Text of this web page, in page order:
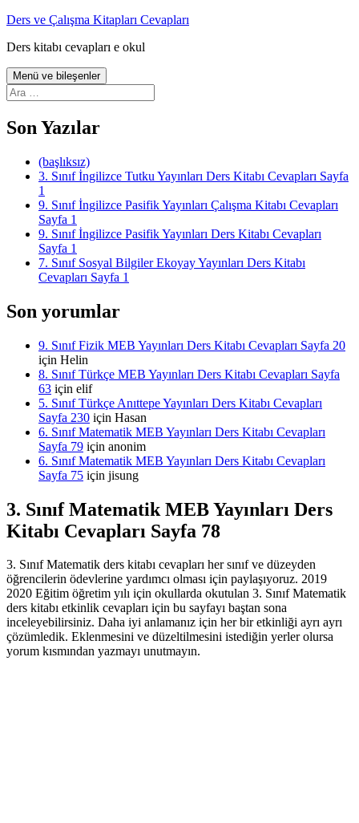
İçeriğe
Ders ve Çalışma Kitapları Cevapları
Ders kitabı cevapları e okul
Menü ve bileşenler
Arama:
Son Yazılar
(başlıksız)
3. Sınıf İngilizce Tutku Yayınları Ders Kitabı Cevapları Sayfa
1
9. Sınıf İngilizce Pasifik Yayınları Çalışma Kitabı Cevapları
Sayfa 1
9. Sınıf İngilizce Pasifik Yayınları Ders Kitabı Cevapları
Sayfa 1
7. Sınıf Sosyal Bilgiler Ekoyay Yayınları Ders Kitabı
Cevapları Sayfa 1
Son yorumlar
9. Sınıf Fizik MEB Yayınları Ders Kitabı Cevapları Sayfa 20
için Helin
8. Sınıf Türkçe MEB Yayınları Ders Kitabı Cevapları Sayfa
63 için elif
5. Sınıf Türkçe Anıttepe Yayınları Ders Kitabı Cevapları
Sayfa 230 için Hasan
6. Sınıf Matematik MEB Yayınları Ders Kitabı Cevapları
Sayfa 79 için anonim
6. Sınıf Matematik MEB Yayınları Ders Kitabı Cevapları
Sayfa 75 için jisung
3. Sınıf Matematik MEB Yayınları Ders
Kitabı Cevapları Sayfa 78
3. Sınıf Matematik ders kitabı cevapları her sınıf ve düzeyden
öğrencilerin ödevlerine yardımcı olması için paylaşıyoruz. 2019
2020 Eğitim öğretim yılı için okullarda okutulan 3. Sınıf Matematik
ders kitabı etkinlik cevapları için bu sayfayı baştan sona
inceleyebilirsiniz. Daha iyi anlamanız için her bir etkinliği ayrı ayrı
çözümledik. Eklenmesini ve düzeltilmesini istediğin yerler olursa
yorum kısmından yazmayı unutmayın.